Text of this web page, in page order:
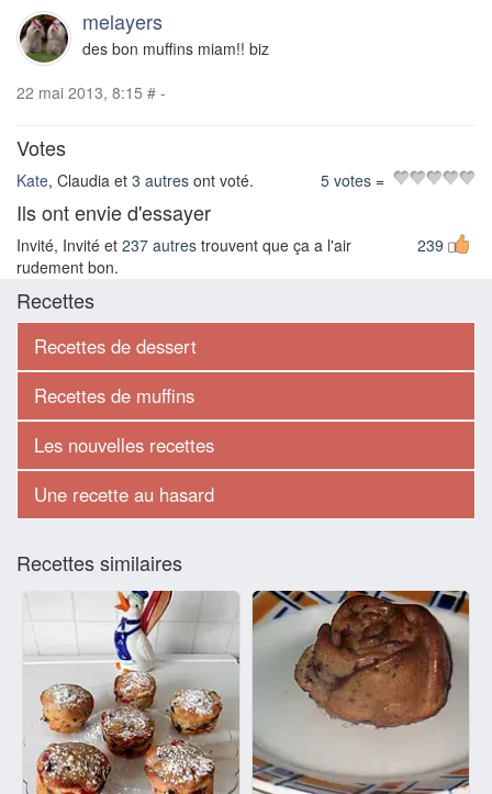
melayers
des bon muffins miam!! biz
22 mai 2013, 8:15 # -
Votes
Kate, Claudia et 3 autres ont voté. =
5 votes
Ils ont envie d'essayer
239
Invité, Invité et 237 autres trouvent que ça a l'air
rudement bon.
Recettes
Recettes de dessert
Recettes de muffins
Les nouvelles recettes
Une recette au hasard
Recettes similaires